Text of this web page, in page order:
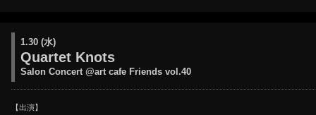
1.30 (水)
Quartet Knots
Salon Concert @art cafe Friends vol.40
【出演】